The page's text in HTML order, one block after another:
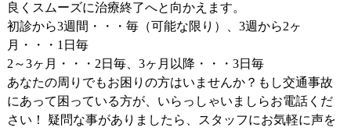
良くスムーズに治療終了へと向かえます。
初診から3週間・・・毎（可能な限り）、3週から2ヶ
月・・・1日毎
2～3ヶ月・・・2日毎、3ヶ月以降・・・3日毎
あなたの周りでもお困りの方はいませんか？もし交通事故
にあって困っている方が、いらっしゃいましらお電話くだ
さい！ 疑問な事がありましたら、スタッフにお気軽に声を